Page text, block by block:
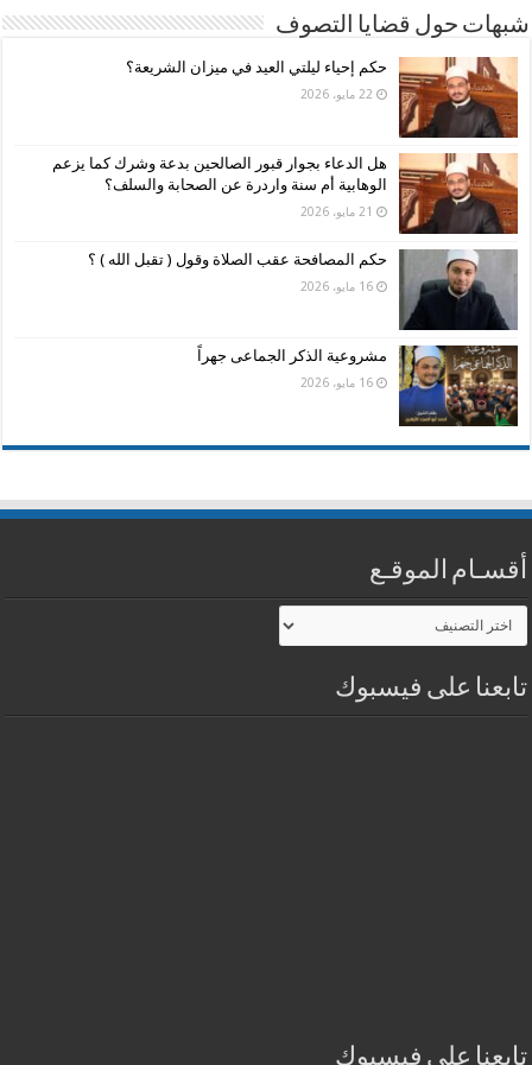
شبهات حول قضايا التصوف
حكم إحياء ليلتي العيد في ميزان الشريعة؟
22 مايو، 2026
هل الدعاء بجوار قبور الصالحين بدعة وشرك كما يزعم
الوهابية أم سنة واردرة عن الصحابة والسلف؟
21 مايو، 2026
حكم المصافحة عقب الصلاة وقول ( تقبل الله ) ؟
16 مايو، 2026
مشروعية الذكر الجماعى جهراً
16 مايو، 2026
أقسـام الموقـع
أقسـام
الموقـع
تابعنا على فيسبوك
تابعنا على فيسبوك